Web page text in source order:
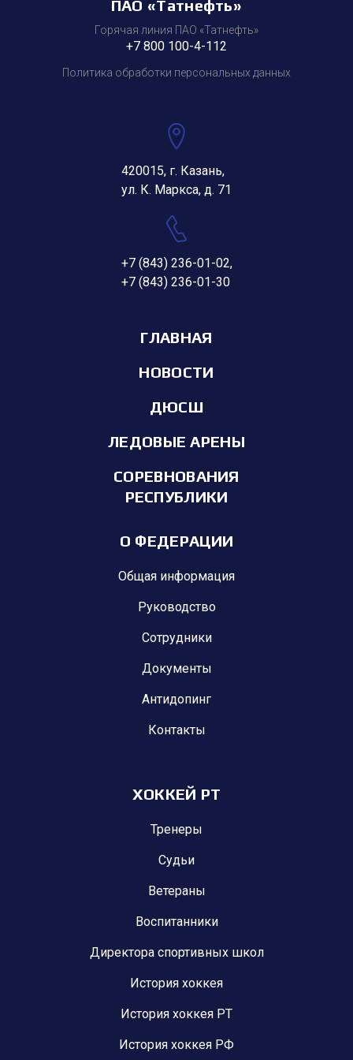
ПАО «Татнефть»
Горячая линия ПАО «Татнефть»
+7 800 100-4-112
Политика обработки персональных данных
420015, г. Казань,
ул. К. Маркса, д. 71
+7 (843) 236-01-02,
+7 (843) 236-01-30
ГЛАВНАЯ
НОВОСТИ
ДЮСШ
ЛЕДОВЫЕ АРЕНЫ
СОРЕВНОВАНИЯ
РЕСПУБЛИКИ
О ФЕДЕРАЦИИ
Общая информация
Руководство
Сотрудники
Документы
Антидопинг
Контакты
ХОККЕЙ РТ
Тренеры
Судьи
Ветераны
Воспитанники
Директора спортивных школ
История хоккея
История хоккея РТ
История хоккея РФ